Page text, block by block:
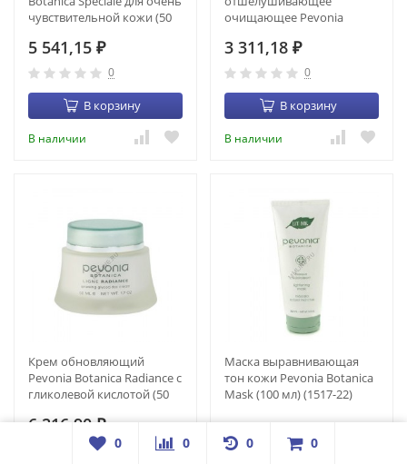
чувствительной кожи (50
5 541,15 ₽
0
В корзину
В наличии
очищающее Pevonia
3 311,18 ₽
0
В корзину
В наличии
Крем обновляющий
Pevonia Botanica Radiance c
гликолевой кислотой (50
6 216,90 ₽
Маска выравнивающая
тон кожи Pevonia Botanica
Mask (100 мл) (1517-22)
0 0 0 0